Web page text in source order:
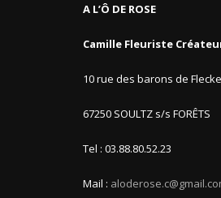
A L’Ô DE ROSE
Camille Fleuriste
10 rue des barons de
67250 SOULTZ s/s FORÊTS
Tel : 03.88.80.52.23
Mail :